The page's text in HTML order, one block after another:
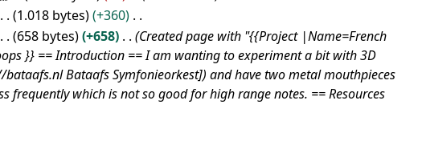
1.018 bytes
+360
658 bytes +658
Created page with "{{Project |Name=French
}} == Introduction == I am wanting to experiment a bit with 3D
Bataafs Symfonieorkest]) and have two metal mouthpieces
which is not so good for high range notes. == Resources